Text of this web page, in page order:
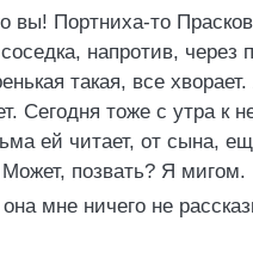
вы! Портниха-то
напротив, через
такая, все
Сегодня тоже с утра к
ей читает, от сына,
позвать? Я мигом.
мне ничего не